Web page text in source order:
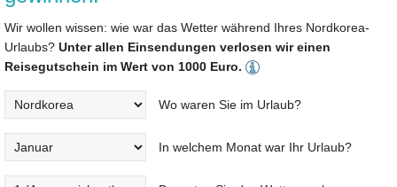
Wir wollen wissen: wie war das Wetter während Ihres Nordkorea-
Urlaubs? Unter allen Einsendungen verlosen wir einen
Reisegutschein im Wert von 1000 Euro.
Wo waren Sie im Urlaub?
In welchem Monat war Ihr Urlaub?